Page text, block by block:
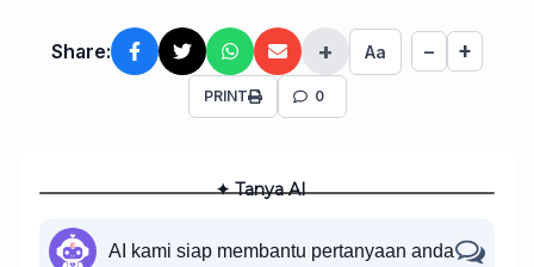
Share: + Aa − +
PRINT 0
✦ Tanya AI
AI kami siap membantu pertanyaan anda